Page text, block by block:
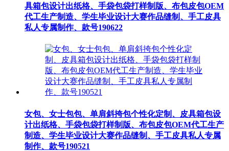
具箱包设计出纸格、手袋包袋打样制版、布包皮包OEM
代工生产制造、学生毕业设计大赛作品缝制、手工皮具
私人专属制作、款号190622
女包、女士包包、单肩斜挎包个性化定制、皮具箱包设
计出纸格、手袋包袋打样制版、布包皮包OEM代工生产
制造、学生毕业设计大赛作品缝制、手工皮具私人专属
制作、款号190521